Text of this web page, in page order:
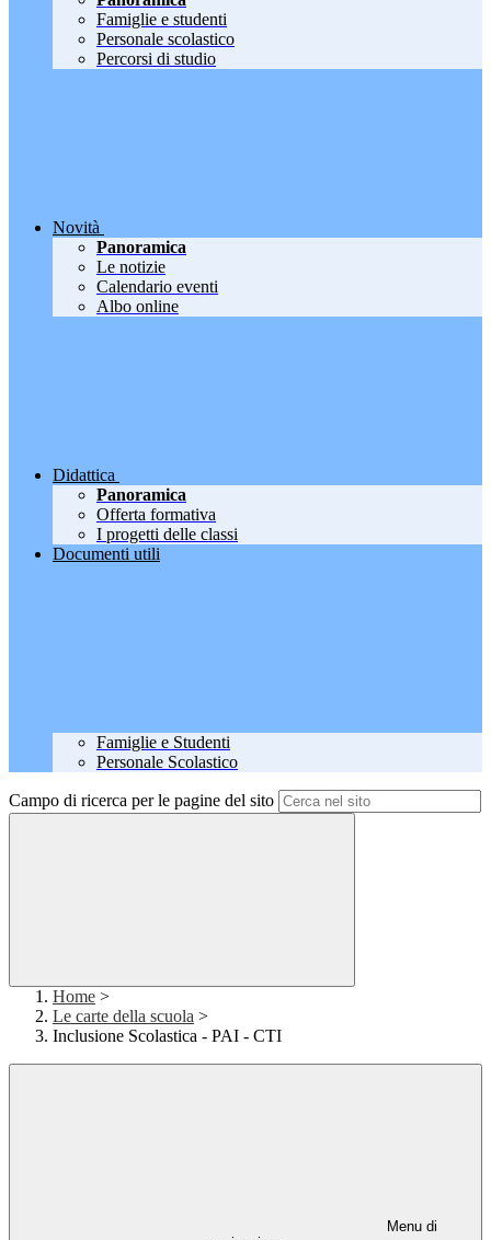
Famiglie e studenti
Personale scolastico
Percorsi di studio
Novità
Panoramica
Le notizie
Calendario eventi
Albo online
Didattica
Panoramica
Offerta formativa
I progetti delle classi
Documenti utili
Famiglie e Studenti
Personale Scolastico
Campo di ricerca per le pagine del sito
Home >
Le carte della scuola >
Inclusione Scolastica - PAI - CTI
Menu di